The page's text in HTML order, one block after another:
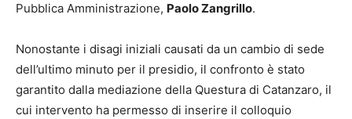
Pubblica Amministrazione, Paolo Zangrillo.
Nonostante i disagi iniziali causati da un cambio di sede
dell’ultimo minuto per il presidio, il confronto è stato
garantito dalla mediazione della Questura di Catanzaro, il
cui intervento ha permesso di inserire il colloquio